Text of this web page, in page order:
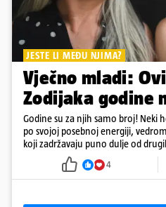
JESTE LI MEĐU NJIMA?
Vječno mladi:
Zodijaka godine
Godine su za njih samo broj! Neki
po svojoj posebnoj energiji,
koji zadržavaju puno dulje od
4